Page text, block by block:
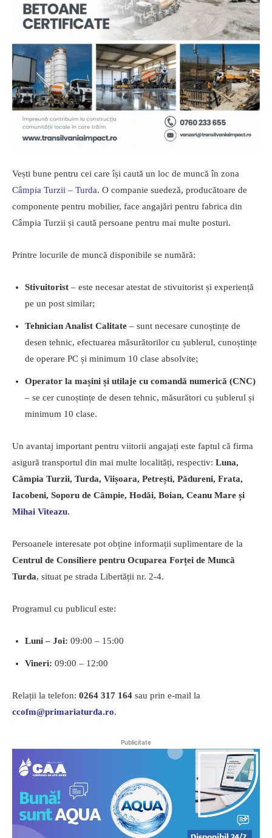
Vești bune pentru cei care își caută un loc de muncă în zona
Câmpia Turzii – Turda. O companie suedeză, producătoare de
componente pentru mobilier, face angajări pentru fabrica din
Câmpia Turzii și caută persoane pentru mai multe posturi.
Printre locurile de muncă disponibile se numără:
Stivuitorist – este necesar atestat de stivuitorist și experiență
pe un post similar;
Tehnician Analist Calitate – sunt necesare cunoștințe de
desen tehnic, efectuarea măsurătorilor cu șublerul, cunoștințe
de operare PC și minimum 10 clase absolvite;
Operator la mașini și utilaje cu comandă numerică (CNC)
– se cer cunoștințe de desen tehnic, măsurători cu șublerul și
minimum 10 clase.
Un avantaj important pentru viitorii angajați este faptul că firma
asigură transportul din mai multe localități, respectiv: Luna,
Câmpia Turzii, Turda, Viișoara, Petrești, Pădureni, Frata,
Iacobeni, Soporu de Câmpie, Hodăi, Boian, Ceanu Mare și
Mihai Viteazu.
Persoanele interesate pot obține informații suplimentare de la
Centrul de Consiliere pentru Ocuparea Forței de Muncă
Turda, situat pe strada Libertății nr. 2-4.
Programul cu publicul este:
Luni – Joi: 09:00 – 15:00
Vineri: 09:00 – 12:00
Relații la telefon: 0264 317 164 sau prin e-mail la
ccofm@primariaturda.ro.
Publicitate